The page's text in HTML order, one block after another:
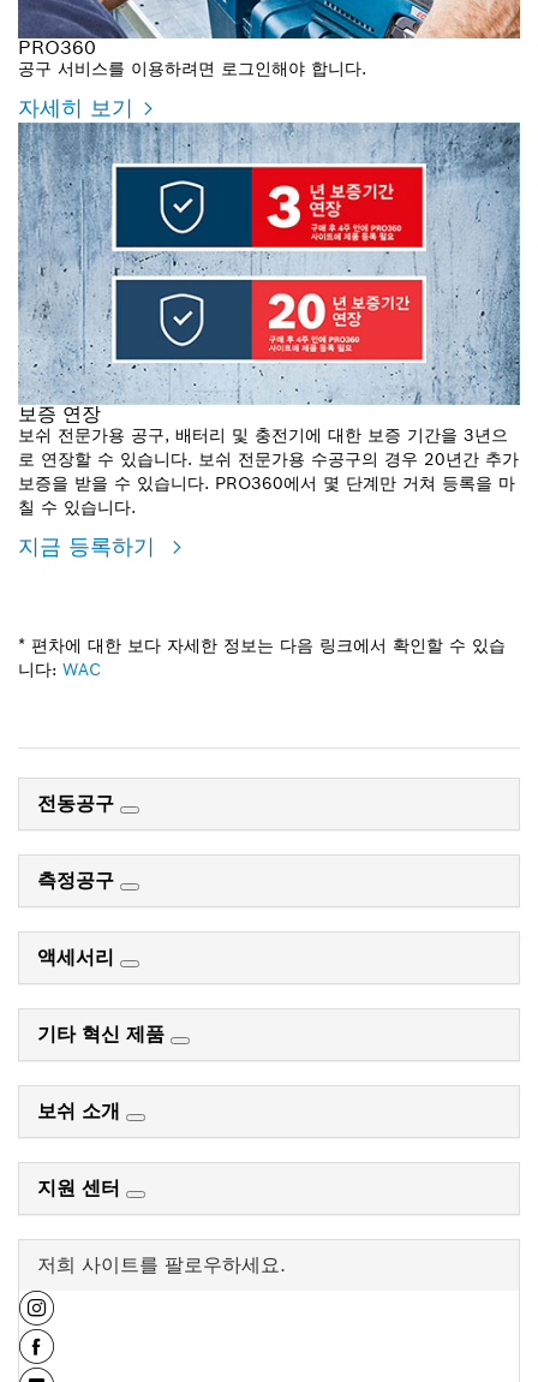
PRO360
공구 서비스를 이용하려면 로그인해야 합니다.
자세히 보기
보증 연장
보쉬 전문가용 공구, 배터리 및 충전기에 대한 보증 기간을 3년으
로 연장할 수 있습니다. 보쉬 전문가용 수공구의 경우 20년간 추가
보증을 받을 수 있습니다. PRO360에서 몇 단계만 거쳐 등록을 마
칠 수 있습니다.
지금 등록하기
* 편차에 대한 보다 자세한 정보는 다음 링크에서 확인할 수 있습
니다: WAC
전동공구
측정공구
액세서리
기타 혁신 제품
보쉬 소개
지원 센터
저희 사이트를 팔로우하세요.